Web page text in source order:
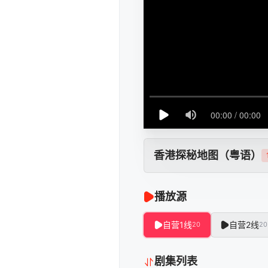
香港探秘地图（粤语） 1
播放源
自营1线20 自营2线20
剧集列表